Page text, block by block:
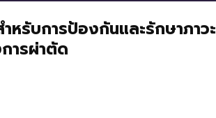
หรับการป้องกันและรักษาภาวะ
ารผ่าตัด